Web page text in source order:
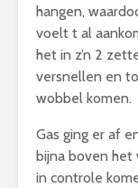
hangen,
voelt t al
het in z’n 2
versnellen en
wobbel komen.
Gas ging er af
bijna boven het
in controle